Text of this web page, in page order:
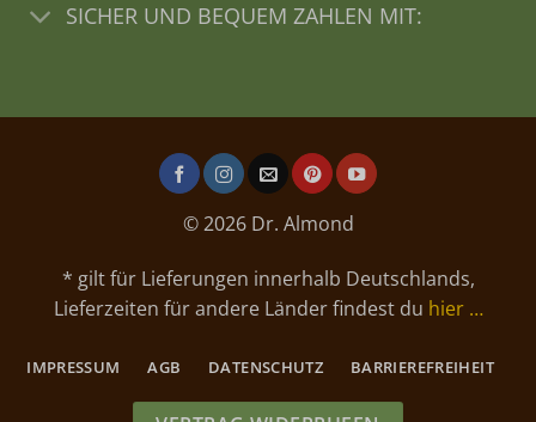
SICHER UND BEQUEM ZAHLEN MIT:
© 2026 Dr. Almond
* gilt für Lieferungen innerhalb Deutschlands,
Lieferzeiten für andere Länder findest du hier …
IMPRESSUM AGB DATENSCHUTZ BARRIEREFREIHEIT